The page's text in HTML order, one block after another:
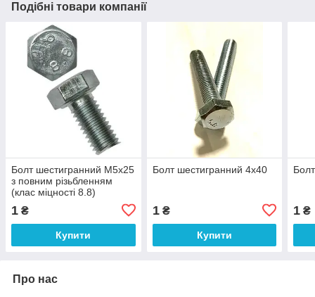
Подібні товари компанії
Болт шестигранний М5х25
з повним різьбленням
(клас міцності 8.8)
1 ₴
Купити
Болт шестигранний 4х40
1₴
Купити
1 ₴
Про нас